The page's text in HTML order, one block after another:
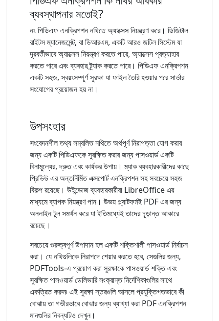
ব্যবস্থাপনার মতোই?
নং পিডিএফ এনক্রিপশন নথিতে অ্যাক্সেস নিয়ন্ত্রণ করে। ডিজিটাল
রাইটস ম্যানেজমেন্ট, বা ডিআরএম, একটি আরও জটিল সিস্টেম যা
দূরবর্তীভাবে অ্যাক্সেস নিয়ন্ত্রণ করতে পারে, অ্যাক্সেস প্রত্যাহার
করতে পারে এবং ব্যবহার ট্র্যাক করতে পারে। পিডিএফ এনক্রিপশন
একটি সহজ, স্বয়ংসম্পূর্ণ সুরক্ষা যা ফাইল তৈরি হওয়ার পরে সার্ভার
সংযোগের প্রয়োজন হয় না।
উপসংহার
সংবেদনশীল তথ্য সম্বলিত নথিতে অর্থপূর্ণ নিরাপত্তা যোগ করার
জন্য একটি পিডিএফকে সুরক্ষিত করার জন্য পাসওয়ার্ড একটি
বিনামূল্যের, দ্রুত এবং কার্যকর উপায়। ম্যাক ব্যবহারকারীদের কাছে
প্রিভিউ এর অন্তর্নির্মিত এক্সপোর্ট এনক্রিপশন সহ সবচেয়ে সহজ
বিকল্প রয়েছে। উইন্ডোজ ব্যবহারকারীরা LibreOffice এর
মাধ্যমে ব্যাপক নিয়ন্ত্রণ পান। উভয় প্ল্যাটফর্মই PDF এর জন্য
অনলাইন টুল সমর্থন করে যা ইতিমধ্যেই তাদের চূড়ান্ত আকারে
রয়েছে।
সবচেয়ে গুরুত্বপূর্ণ উপাদান হল একটি শক্তিশালী পাসওয়ার্ড নির্বাচন
করা। যে নথিগুলিকে নিরাপদে শেয়ার করতে হবে, সেগুলির জন্য,
PDFTools-এ প্রয়োগ করা সুরক্ষাকে পাসওয়ার্ড শক্তি এবং
সুরক্ষিত পাসওয়ার্ড ডেলিভারি সংক্রান্ত নির্দেশিকাগুলির সাথে
একত্রিত করুন৷ এই সুরক্ষা স্তরগুলি আসলে প্রযুক্তিগতভাবে কী
বোঝায় তা গভীরভাবে বোঝার জন্য ব্যাখ্যা করা PDF এনক্রিপশন
মানগুলির নিবন্ধটিও দেখুন।